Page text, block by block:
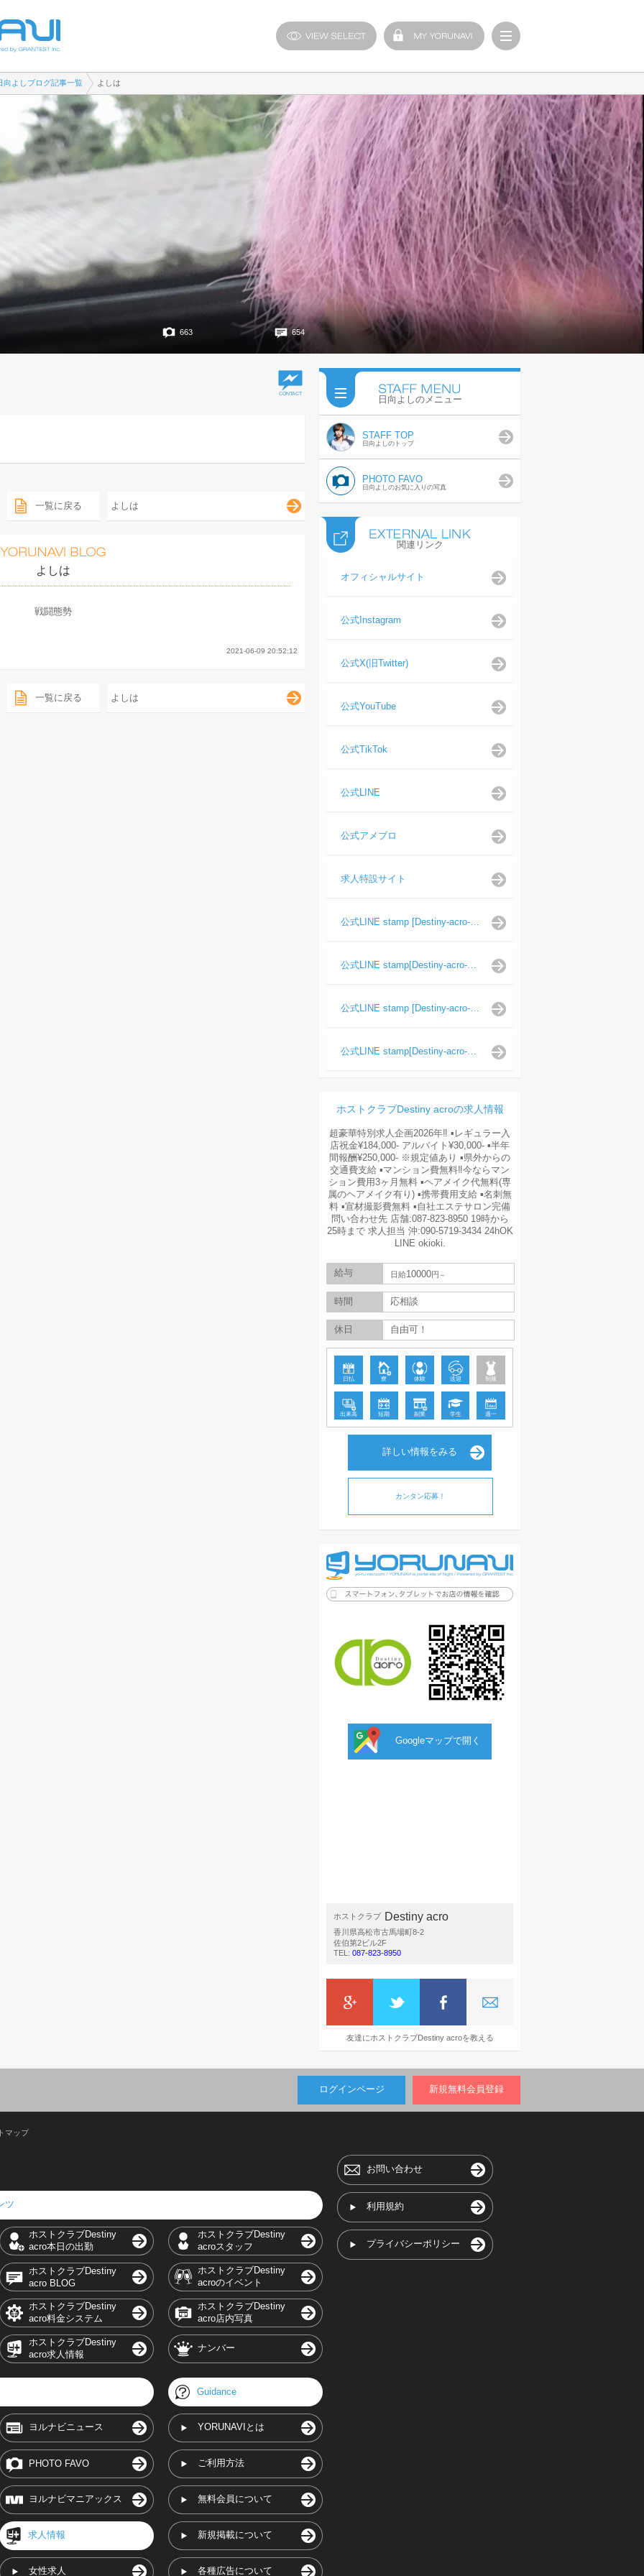
向よしブログ記事一覧 よしは
663 654
一覧に戻る よしは
よしは
戦闘態勢
2021-06-09 20:52:12
一覧に戻る よしは
日向よしのメニュー
STAFF TOP
日向よしのトップ
PHOTO FAVO
日向よしのお気に入りの写真
関連リンク
オフィシャルサイト
公式Instagram
公式X(旧Twitter)
公式YouTube
公式TikTok
公式LINE
公式アメブロ
求人特設サイト
公式LINE stamp [Destiny-acro-如月龍代表]
公式LINE stamp[Destiny-acro-日向よし代表代行]
公式LINE stamp [Destiny-acro-波旬]
公式LINE stamp[Destiny-acro-天照陽]
ホストクラブDestiny acroの求人情報
超豪華特別求人企画2026年‼︎ ▪️レギュラー入
店祝金¥184,000- アルバイト¥30,000- ▪️半年
間報酬¥250,000- ※規定値あり ▪️県外からの
交通費支給 ▪️マンション費無料‼︎今ならマン
ション費用3ヶ月無料 ▪️ヘアメイク代無料(専
属のヘアメイク有り) ▪️携帯費用支給 ▪️名刺無
料 ▪️宣材撮影費無料 ▪️自社エステサロン完備
問い合わせ先 店舗:087-823-8950 19時から
25時まで 求人担当 沖:090-5719-3434 24hOK
LINE okioki.
給与 日給10000円
時間 応相談
休日 自由可！
日払 寮 体験 送迎 制服
出来高 短期 副業 学生 週一
詳しい情報をみる
カンタン応募！
Googleマップで開く
ホストクラブ Destiny acro
香川県高松市古馬場町8-2
佐伯第2ビル2F
TEL: 087-823-8950
友達にホストクラブDestiny acroを教える
ログインページ 新規無料会員登録
マップ
ツ
ホストクラブDestiny
acro本日の出勤
ホストクラブDestiny
acroスタッフ
ホストクラブDestiny
acro BLOG
ホストクラブDestiny
acroのイベント
ホストクラブDestiny
acro料金システム
ホストクラブDestiny
acro店内写真
ホストクラブDestiny
acro求人情報
ナンバー
ヨルナビニュース
PHOTO FAVO
ヨルナビマニアックス
求人情報
女性求人
Guidance
YORUNAVIとは
ご利用方法
無料会員について
新規掲載について
各種広告について
お問い合わせ
利用規約
プライバシーポリシー